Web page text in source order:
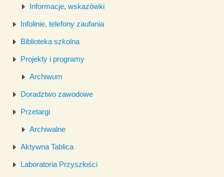
Informacje, wskazówki
Infolinie, telefony zaufania
Biblioteka szkolna
Projekty i programy
Archiwum
Doradztwo zawodowe
Przetargi
Archiwalne
Aktywna Tablica
Laboratoria Przyszłości